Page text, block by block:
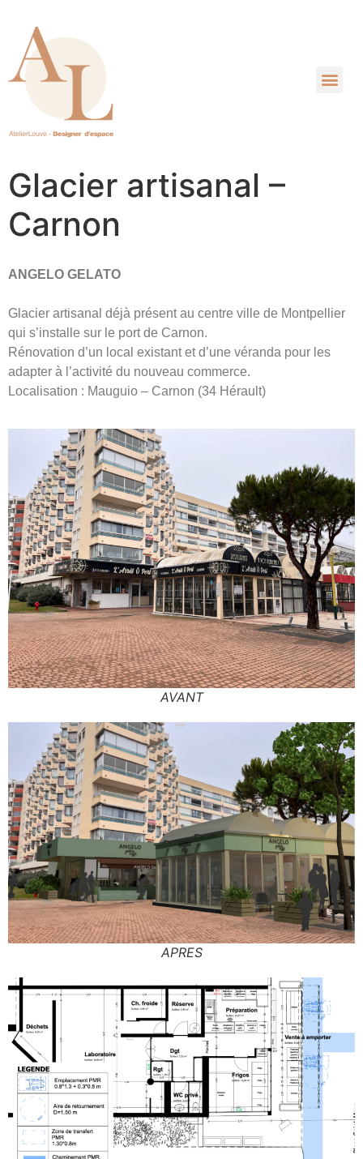
Glacier artisanal –
Carnon
ANGELO GELATO
Glacier artisanal déjà présent au centre ville de Montpellier
qui s’installe sur le port de Carnon.
Rénovation d’un local existant et d’une véranda pour les
adapter à l’activité du nouveau commerce.
Localisation : Mauguio – Carnon (34 Hérault)
AVANT
APRES